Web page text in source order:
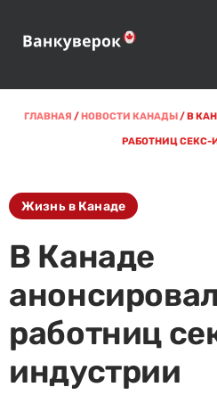
ГЛАВНАЯ /НОВОСТИ КАНАДЫ/В
РАБОТНИЦ СЕКС-
Жизнь в Канаде
В Канаде
работниц
индустрии